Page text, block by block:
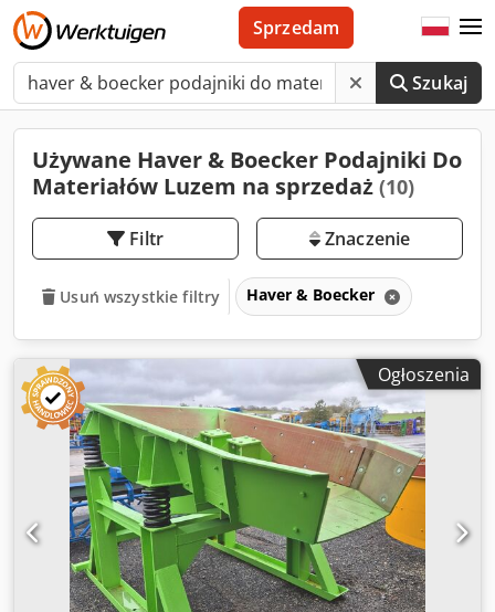
Szukaj
Sprzedam
Używane Haver & Boecker Podajniki Do
Materiałów Luzem na sprzedaż (10)
Filtr Znaczenie
Usuń wszystkie filtry Haver & Boecker
Ogłoszenia